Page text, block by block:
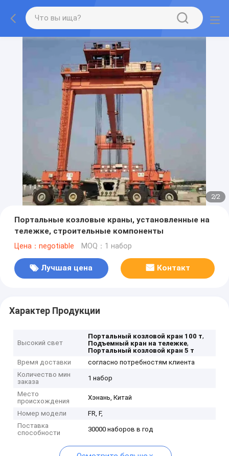
2/2
Портальные козловые краны, установленные на
тележке, строительные компоненты
Цена：negotiable MOQ：1 набор
Лучшая цена Контакт
Характер Продукции
Высокий свет
Портальный козловой кран 100 т,
Подъемный кран на тележке,
Портальный козловой кран 5 т
Время доставки
согласно потребностям клиента
Количество мин
заказа
1 набор
Место
происхождения
Хэнань, Китай
Номер модели
FR, F,
Поставка
способности
30000 наборов в год